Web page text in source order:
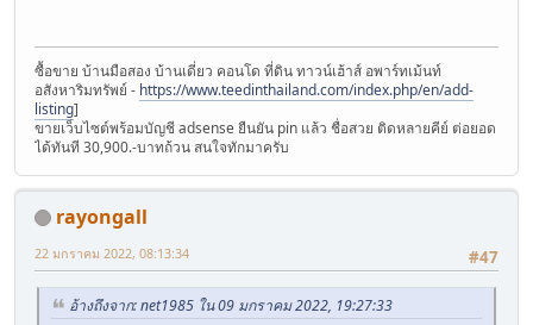
ซื้อขาย บ้านมือสอง บ้านเดี่ยว คอนโด ที่ดิน ทาวน์เฮ้าส์ อพาร์ทเม้นท์
อสังหาริมทรัพย์ - https://www.teedinthailand.com/index.php/en/add-
listing]
ขายเว็บไซต์พร้อมบัญชี adsense ยืนยัน pin แล้ว ชื่อสวย ติดหลายคีย์ ต่อยอด
ได้ทันที 30,900.-บาทถ้วน สนใจทักมาครับ
rayongall
#47
22 มกราคม 2022, 08:13:34
อ้างถึงจาก: net1985 ใน 09 มกราคม 2022, 19:27:33